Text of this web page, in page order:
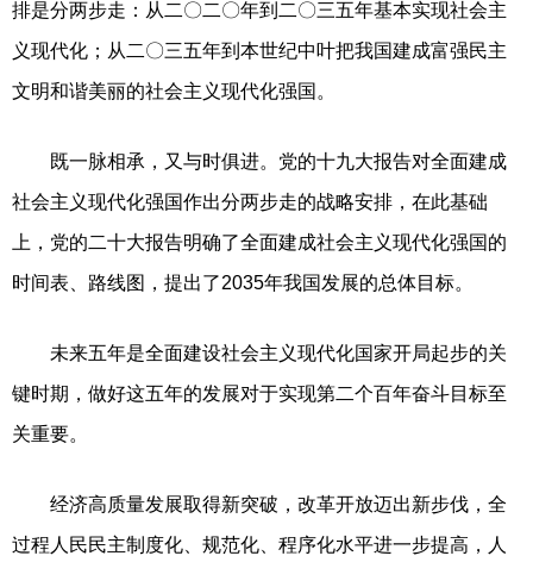
排是分两步走：从二〇二〇年到二〇三五年基本实现社会主
义现代化；从二〇三五年到本世纪中叶把我国建成富强民主
文明和谐美丽的社会主义现代化强国。
既一脉相承，又与时俱进。党的十九大报告对全面建成
社会主义现代化强国作出分两步走的战略安排，在此基础
上，党的二十大报告明确了全面建成社会主义现代化强国的
时间表、路线图，提出了2035年我国发展的总体目标。
未来五年是全面建设社会主义现代化国家开局起步的关
键时期，做好这五年的发展对于实现第二个百年奋斗目标至
关重要。
经济高质量发展取得新突破，改革开放迈出新步伐，全
过程人民民主制度化、规范化、程序化水平进一步提高，人